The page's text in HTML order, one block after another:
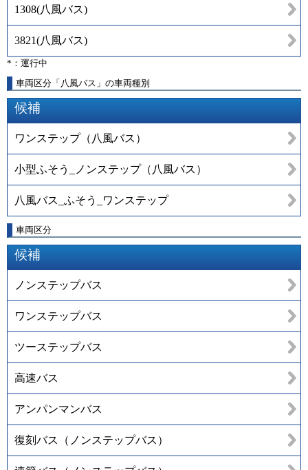
1308(八風バス)
3821(八風バス)
*：運行中
車両区分「八風バス」の車両種別
候補
ワンステップ（八風バス）
小型ふそう_ノンステップ（八風バス）
八風バス_ふそう_ワンステップ
車両区分
候補
ノンステップバス
ワンステップバス
ツーステップバス
高速バス
アンパンマンバス
復刻バス（ノンステップバス）